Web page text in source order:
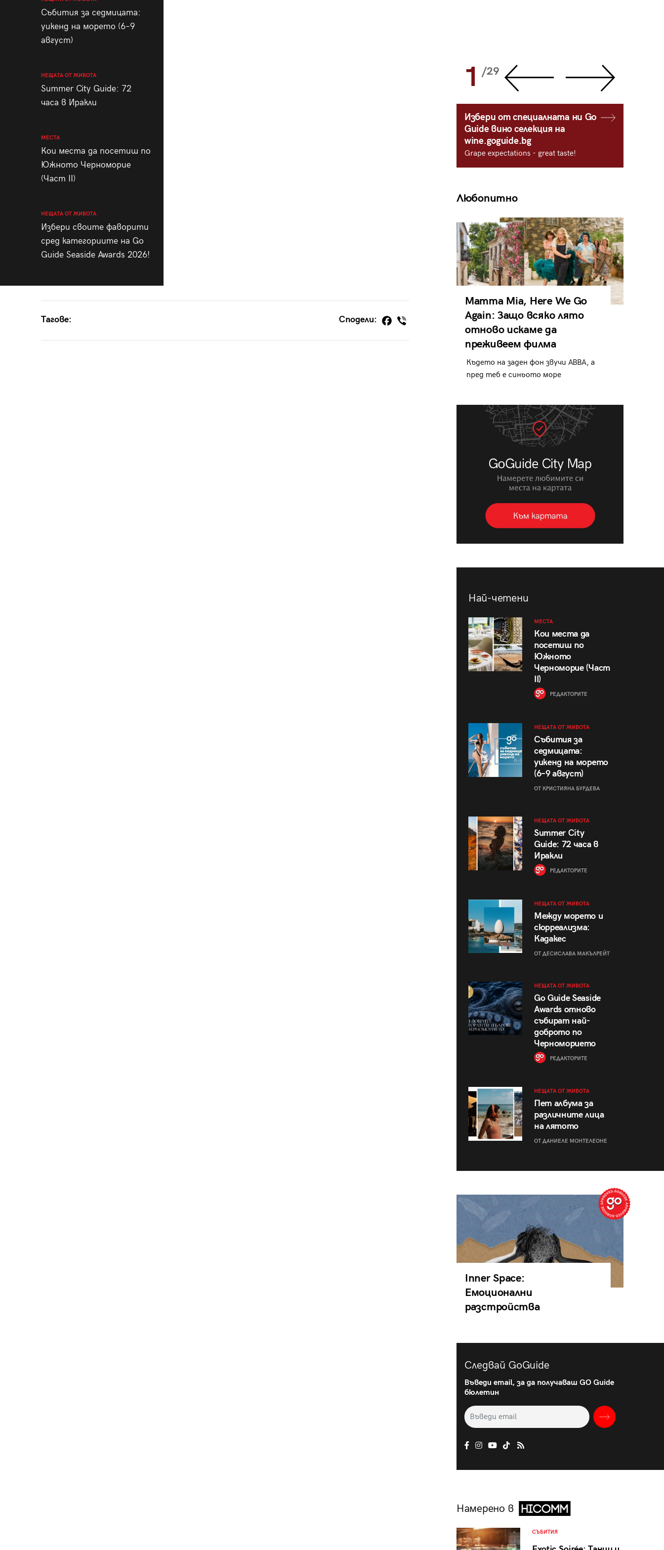
Събития за седмицата:
уикенд на морето (6–9
август)
НЕЩАТА ОТ ЖИВОТА
Summer City Guide: 72
часа в Иракли
МЕСТА
Кои места да посетиш по
Южното Черноморие
(Част II)
НЕЩАТА ОТ ЖИВОТА
Избери своите фаворити
сред категориите на Go
Guide Seaside Awards 2026!
Тагове: Сподели:
28 1 /29
Избери от специалната ни Go
Guide вино селекция на
wine.goguide.bg
Grape expectations - great taste!
Любопитно
Mamma Mia, Here We Go
Again: Защо всяко лято
отново искаме да
преживеем филма
Където на заден фон звучи ABBA, а
пред теб е синьото море
Най-четени
МЕСТА
Кои места да
посетиш по
Южното
Черноморие (Част
II)
РЕДАКТОРИТЕ
НЕЩАТА ОТ ЖИВОТА
Събития за
седмицата:
уикенд на морето
(6–9 август)
ОТ КРИСТИЯНА БУРДЕВА
НЕЩАТА ОТ ЖИВОТА
Summer City
Guide: 72 часа в
Иракли
РЕДАКТОРИТЕ
НЕЩАТА ОТ ЖИВОТА
Между морето и
сюрреализма:
Кадакес
ОТ ДЕСИСЛАВА МАКЪЛРЕЙТ
НЕЩАТА ОТ ЖИВОТА
Go Guide Seaside
Awards отново
събират най-
доброто по
Черноморието
РЕДАКТОРИТЕ
НЕЩАТА ОТ ЖИВОТА
Пет албума за
различните лица
на лятото
ОТ ДАНИЕЛЕ МОНТЕЛЕОНЕ
Inner Space:
Емоционални
разстройства
Следвай GoGuide
Въведи email, за да получаваш GO Guide
бюлетин
Намерено в
СЪБИТИЯ